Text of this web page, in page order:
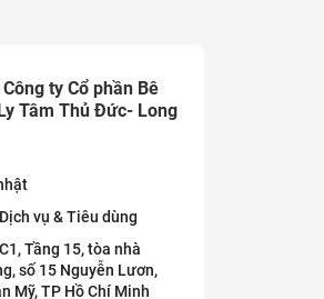
ty Cổ phần Bê
Tâm Thủ Đức- Long
vụ & Tiêu dùng
Tầng 15, tòa nhà
số 15 Nguyễn Lươn,
Mỹ, TP Hồ Chí Minh